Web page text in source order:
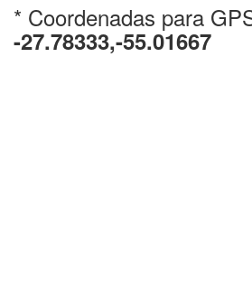
* Coordenadas para
-27.78333,-55.01667